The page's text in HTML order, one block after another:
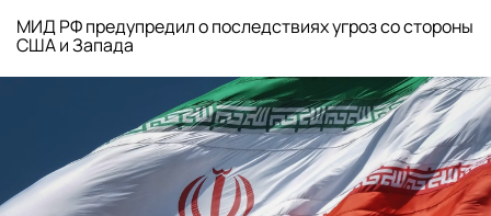
МИД РФ предупредил о последствиях угроз со стороны
США и Запада